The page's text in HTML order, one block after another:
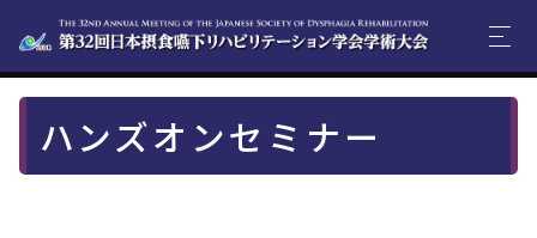
ハンズオンセミナー